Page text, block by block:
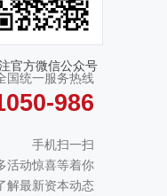
官方微信公众号
国统一服务热线
986
手机扫一扫
活动惊喜等着你
解最新资本动态